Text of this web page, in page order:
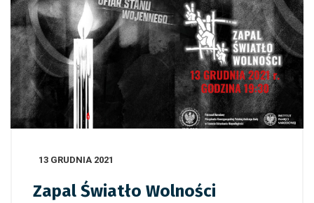
13 GRUDNIA 2021
Zapal Światło Wolności